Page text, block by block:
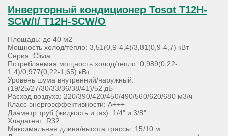
Инверторный кондиционер Tosot T12H-
SCW/I/ T12H-SCW/O
Площадь: до 40 м2
Мощность холод/тепло: 3,51(0,9-4,4)/3,81(0,9-4,7) кВт
Серия: Clivia
Потребляемая мощность холод/тепло: 0,989(0,22-
1,4)/0,977(0,22-1,65) кВт
Уровень шума внутренний/наружный:
(19/25/27/30/33/36/38/41)/52 дБ
Расход воздуха: 220/390/420/450/490/560/620/680 м3/ч
Класс энергоэффективности: А+++
Диаметр труб (жидкость и газ): 1/4" и 3/8"
Хладагент: R32
Максимальная длина/высота трассы: 15/10 м